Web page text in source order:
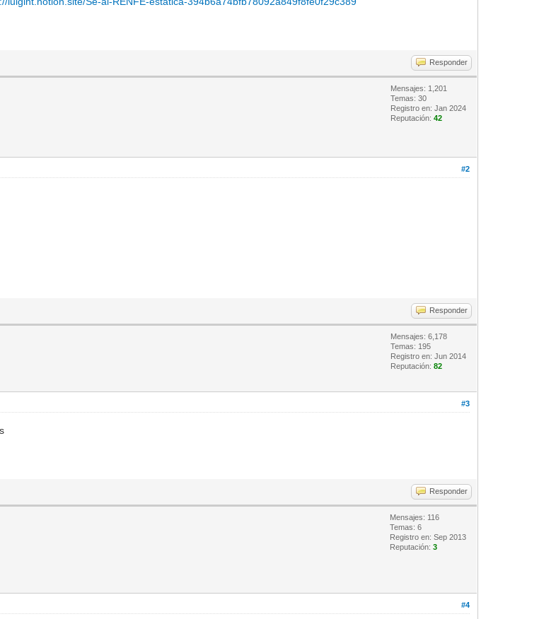
Responder
Mensajes: 1,201
Temas: 30
Registro en: Jan 2024
Reputación:42
#2
Responder
Mensajes: 6,178
Temas: 195
Registro en: Jun 2014
Reputación:82
#3
Responder
Mensajes: 116
Temas: 6
Registro en: Sep 2013
Reputación:3
#4